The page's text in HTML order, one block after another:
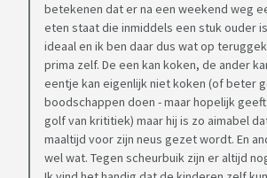
betekenen dat er na een weekend weg
eten staat die inmiddels een stuk ouder
ideaal en ik ben daar dus wat op
prima zelf. De een kan koken, de ander
eentje kan eigenlijk niet koken (of beter
boodschappen doen - maar hopelijk
golf van krititiek) maar hij is zo aimabel
maaltijd voor zijn neus gezet wordt. En
wel wat. Tegen scheurbuik zijn er altijd